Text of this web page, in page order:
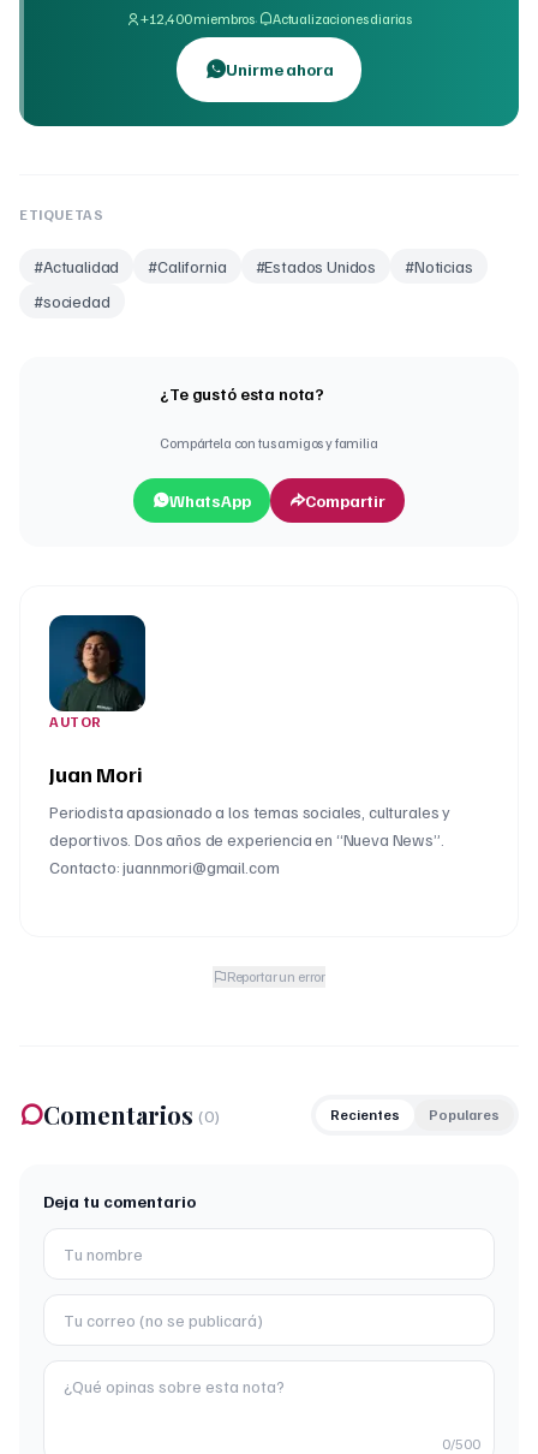
+12,400 miembros· Actualizaciones diarias
Unirme ahora
ETIQUETAS
#Actualidad #California #Estados Unidos #Noticias
#sociedad
¿Te gustó esta nota?
Compártela con tus amigos y familia
WhatsApp Compartir
AUTOR
Juan Mori
Periodista apasionado a los temas sociales, culturales y
deportivos. Dos años de experiencia en “Nueva News”.
Contacto: juannmori@gmail.com
Reportar un error
Comentarios (0) Recientes Populares
Deja tu comentario
0/500